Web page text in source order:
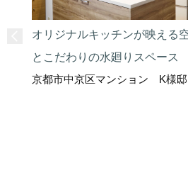
オリジナルキッチンが映える
とこだわりの水廻りスペース
京都市中京区マンション K様邸